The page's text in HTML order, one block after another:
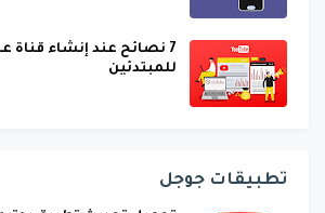
7 نصائح عند إنشاء قناة
للمبتدئين
تطبيقات جوجل